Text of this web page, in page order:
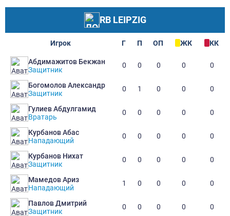
RB LEIPZIG
Игрок Г П ОП ЖК КК
Абдимажитов Бекжан
Защитник
0 0 0 0 0
Богомолов Александр
Защитник
0 1 0 0 0
Гулиев Абдулгамид
Вратарь
0 0 0 0 0
Курбанов Абас
Нападающий
0 0 0 0 0
Курбанов Нихат
Защитник
0 0 0 0 0
Мамедов Ариз
Нападающий
1 0 0 0 0
Павлов Дмитрий
Защитник
0 0 0 0 0